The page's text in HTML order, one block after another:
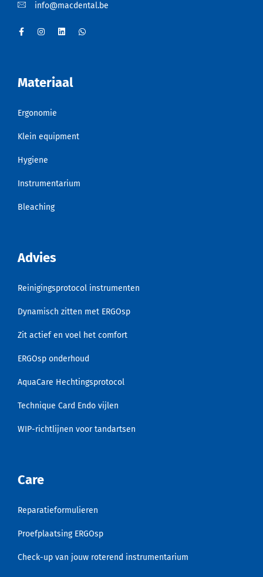
info@macdental.be
Materiaal
Ergonomie
Klein equipment
Hygiene
Instrumentarium
Bleaching
Advies
Reinigingsprotocol instrumenten
Dynamisch zitten met ERGOsp
Zit actief en voel het comfort
ERGOsp onderhoud
AquaCare Hechtingsprotocol
Technique Card Endo vijlen
WIP-richtlijnen voor tandartsen
Care
Reparatieformulieren
Proefplaatsing ERGOsp
Check-up van jouw roterend instrumentarium